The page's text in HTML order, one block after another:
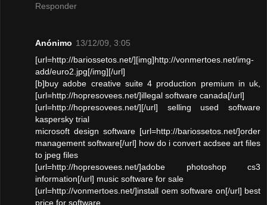
Responder
Anónimo 13/12/09, 3:05
[url=http://bariossetos.net/][img]http://vonmertoes.net/img-
add/euro2.jpg[/img][/url]
[b]buy adobe creative suite 4 production premium in uk,
[url=http://hopresovees.net/]illegal software canada[/url]
[url=http://hopresovees.net/][/url] selling used software
kaspersky trial
microsoft design software [url=http://bariossetos.net/]order
management software[/url] how do i convert acdsee art files
to jpeg files
[url=http://hopresovees.net/]adobe photoshop cs3
information[/url] music software for sale
[url=http://vonmertoes.net/]install oem software on[/url] best
price for software